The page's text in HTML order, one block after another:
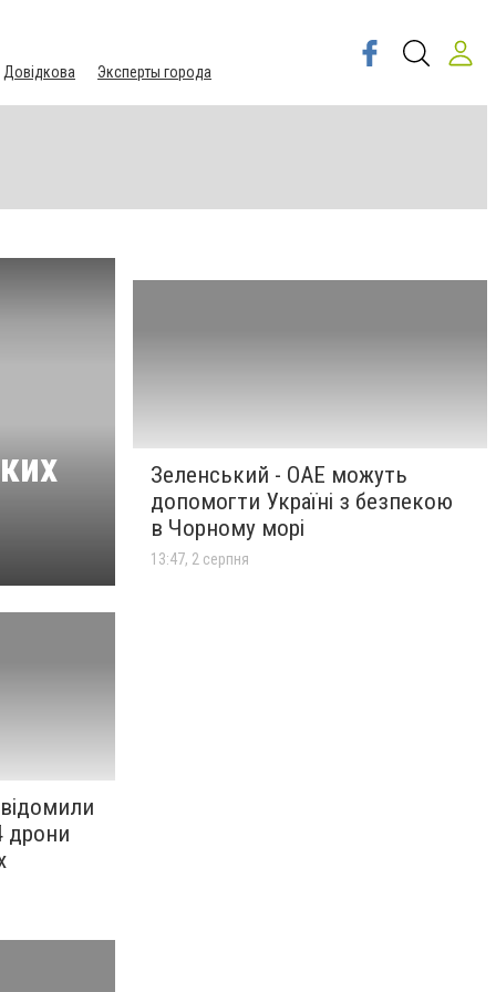
Довідкова Эксперты города
дрони
Зеленський - ОАЕ можуть
допомогти Україні з безпекою
в Чорному морі
13:47, 2 серпня